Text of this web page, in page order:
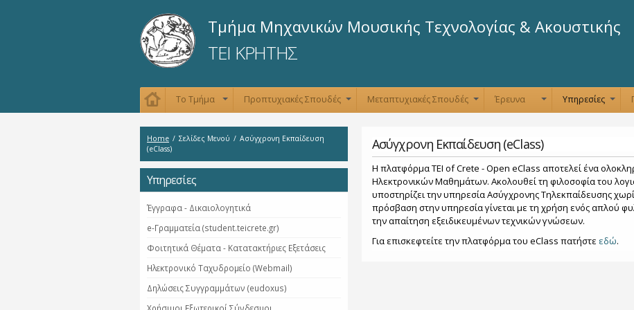
προς το
κυρίως
Τμήμα Μηχανικών Μουσικής Τεχνολογίας & Ακουστικής
ΤΕΙ ΚΡΗΤΗΣ
Το Τμήμα Προπτυχιακές Σπουδές Μεταπτυχιακές Σπουδές Έρευνα Υπηρεσίες
Home / Σελίδες Μενού / Ασύγχρονη Εκπαίδευση
(eClass)
Υπηρεσίες
Έγγραφα - Δικαιολογητικά
e-Γραμματεία (student.teicrete.gr)
Φοιτητικά Θέματα - Κατατακτήριες Εξετάσεις
Ηλεκτρονικό Ταχυδρομείο (Webmail)
Δηλώσεις Συγγραμμάτων (eudoxus)
Ασύγχρονη Εκπαίδευση (eClass)
Η πλατφόρμα TEI of Crete - Open eClass αποτελεί ένα
Ηλεκτρονικών Μαθημάτων. Ακολουθεί τη φιλοσοφία του
υποστηρίζει την υπηρεσία Ασύγχρονης Τηλεκπαίδευσης
πρόσβαση στην υπηρεσία γίνεται με τη χρήση ενός απλού
την απαίτηση εξειδικευμένων τεχνικών γνώσεων.
Για επισκεφτείτε την πλατφόρμα του eClass πατήστε εδώ.